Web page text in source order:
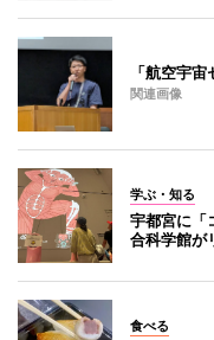
「航空宇
関連画像
学ぶ・知る
宇都宮に「
合科学館が
食べる